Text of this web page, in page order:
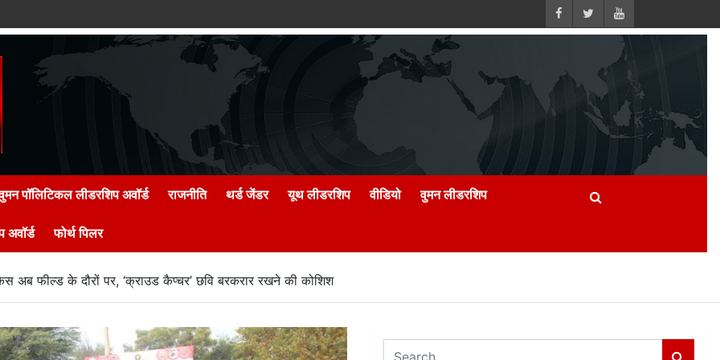
पॉलिटिकल लीडरशिप अवॉर्ड राजनीति थर्ड जेंडर यूथ लीडरशिप वीडियो वुमन लीडरशिप
अवॉर्ड फोर्थ पिलर
अब फील्ड के दौरों पर, ‘क्राउड कैप्चर’ छवि बरकरार रखने की कोशिश